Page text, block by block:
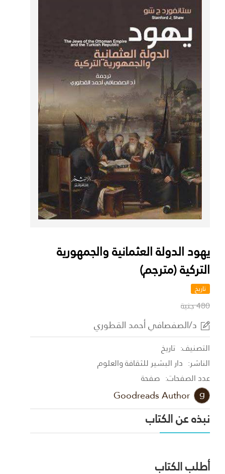
يهود الدولة العثمانية والجمهورية
التركية (مترجم)
تاريخ
480 جنية
د/الصفصافي أحمد القطوري
التصنيف: تاريخ
الناشر: دار البشير للثقافة والعلوم
عدد الصفحات: صفحة
Goodreads Author
نبذه عن الكتاب
أطلب الكتاب